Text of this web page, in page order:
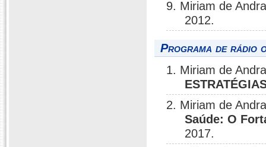
9. Miriam de
2012.
Programa de rádio
1. Miriam de
2. Miriam de
Saúde: O
2017.